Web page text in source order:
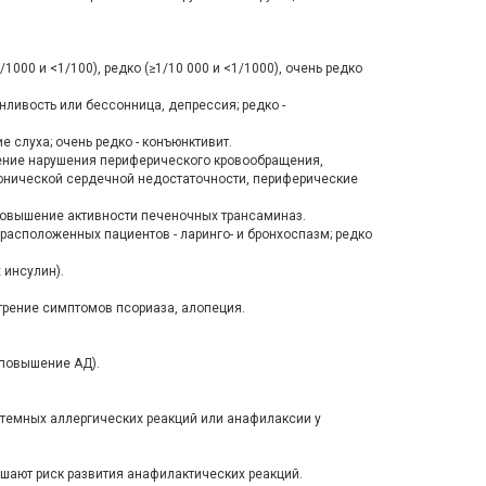
и <1/100), редко (≥1/10 000 и <1/1000), очень редко
или бессонница, депрессия; редко -
слуха; очень редко - конъюнктивит.
нарушения периферического кровообращения,
сердечной недостаточности, периферические
активности печеночных трансаминаз.
пациентов - ларинго- и бронхоспазм; редко
симптомов псориаза, алопеция.
повышение АД).
аллергических реакций или анафилаксии у
риск развития анафилактических реакций.